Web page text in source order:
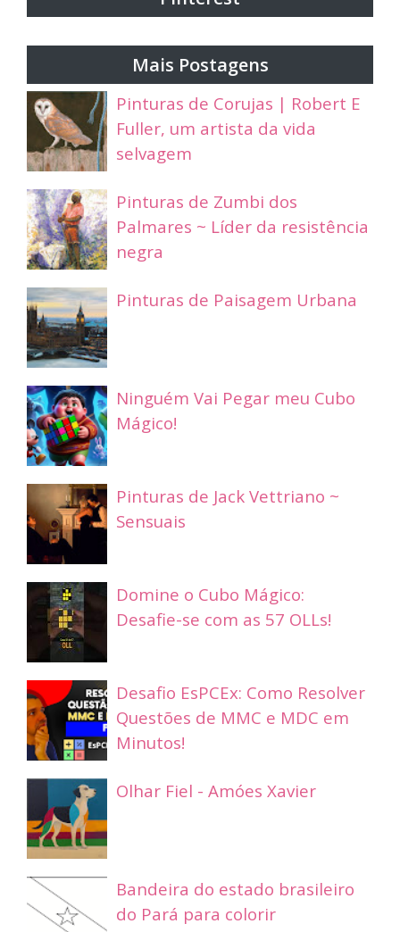
Mais Postagens
Pinturas de Corujas | Robert E
Fuller, um artista da vida
selvagem
Pinturas de Zumbi dos
Palmares ~ Líder da resistência
negra
Pinturas de Paisagem Urbana
Ninguém Vai Pegar meu Cubo
Mágico!
Pinturas de Jack Vettriano ~
Sensuais
Domine o Cubo Mágico:
Desafie-se com as 57 OLLs!
Desafio EsPCEx: Como Resolver
Questões de MMC e MDC em
Minutos!
Olhar Fiel - Amóes Xavier
Bandeira do estado brasileiro
do Pará para colorir